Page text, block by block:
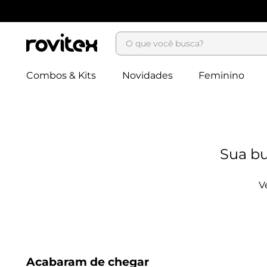
O que você busca?
Combos & Kits Novidades Feminino
Acabaram de chegar